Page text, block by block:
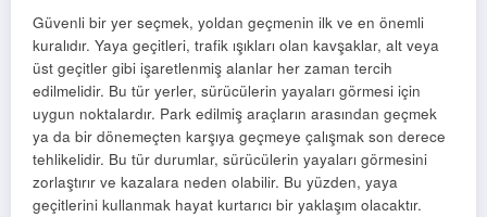
Güvenli bir yer seçmek, yoldan geçmenin ilk ve en önemli
kuralıdır. Yaya geçitleri, trafik ışıkları olan kavşaklar, alt veya
üst geçitler gibi işaretlenmiş alanlar her zaman tercih
edilmelidir. Bu tür yerler, sürücülerin yayaları görmesi için
uygun noktalardır. Park edilmiş araçların arasından geçmek
ya da bir dönemeçten karşıya geçmeye çalışmak son derece
tehlikelidir. Bu tür durumlar, sürücülerin yayaları görmesini
zorlaştırır ve kazalara neden olabilir. Bu yüzden, yaya
geçitlerini kullanmak hayat kurtarıcı bir yaklaşım olacaktır.